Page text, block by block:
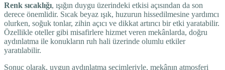
Renk sıcaklığı, ışığın duygu üzerindeki etkisi açısından da son
derece önemlidir. Sıcak beyaz ışık, huzurun hissedilmesine yardımcı
olurken, soğuk tonlar, zihin açıcı ve dikkat artırıcı bir etki yaratabilir.
Özellikle oteller gibi misafirlere hizmet veren mekânlarda, doğru
aydınlatma ile konukların ruh hali üzerinde olumlu etkiler
yaratılabilir.
Sonuç olarak, uygun aydınlatma seçimleriyle, mekânın atmosferi